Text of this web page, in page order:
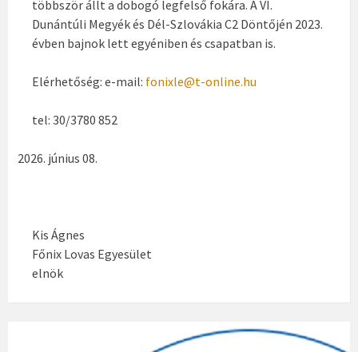
többször állt a dobogó legfelső fokára. A VI.
Dunántúli Megyék és Dél-Szlovákia C2 Döntőjén 2023.
évben bajnok lett egyéniben és csapatban is.
Elérhetőség: e-mail: fonixle@t-online.hu
tel: 30/3780 852
június 08.
Kis Ágnes
Főnix Lovas Egyesület
elnök